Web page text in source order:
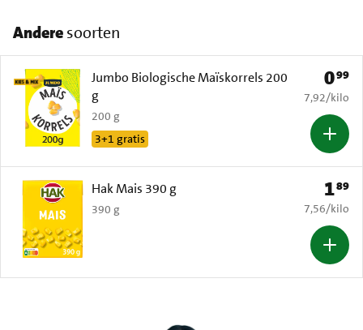
Anderesoorten
Jumbo Biologische Maïskorrels 200
g
200 g
3+1 gratis
Prijs:
099
€ 7,92 per
7,92/kilo
Hak Mais 390 g
390 g
Prijs:
189
€ 7,56 per
7,56/kilo